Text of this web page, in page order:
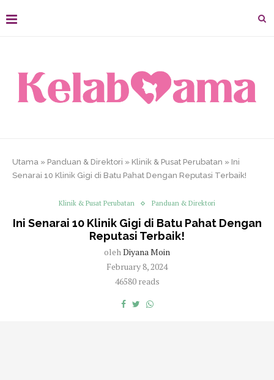
Utama » Panduan & Direktori » Klinik & Pusat Perubatan » Ini
Senarai 10 Klinik Gigi di Batu Pahat Dengan Reputasi Terbaik!
Klinik & Pusat Perubatan Panduan & Direktori
Ini Senarai 10 Klinik Gigi di Batu Pahat Dengan
Reputasi Terbaik!
olehDiyana Moin
February 8, 2024
46580 reads